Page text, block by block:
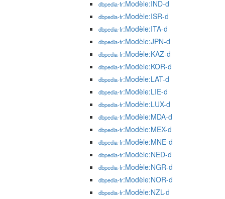
dbpedia-fr:Modèle:IND-d
dbpedia-fr:Modèle:ISR-d
dbpedia-fr:Modèle:ITA-d
dbpedia-fr:Modèle:JPN-d
dbpedia-fr:Modèle:KAZ-d
dbpedia-fr:Modèle:KOR-d
dbpedia-fr:Modèle:LAT-d
dbpedia-fr:Modèle:LIE-d
dbpedia-fr:Modèle:LUX-d
dbpedia-fr:Modèle:MDA-d
dbpedia-fr:Modèle:MEX-d
dbpedia-fr:Modèle:MNE-d
dbpedia-fr:Modèle:NED-d
dbpedia-fr:Modèle:NGR-d
dbpedia-fr:Modèle:NOR-d
dbpedia-fr:Modèle:NZL-d